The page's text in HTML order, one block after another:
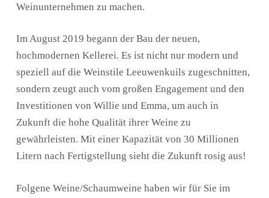
Weinunternehmen zu machen.
Im August 2019 begann der Bau der neuen,
hochmodernen Kellerei. Es ist nicht nur modern und
speziell auf die Weinstile Leeuwenkuils zugeschnitten,
sondern zeugt auch vom großen Engagement und den
Investitionen von Willie und Emma, um auch in
Zukunft die hohe Qualität ihrer Weine zu
gewährleisten. Mit einer Kapazität von 30 Millionen
Litern nach Fertigstellung sieht die Zukunft rosig aus!
Folgene Weine/Schaumweine haben wir für Sie im